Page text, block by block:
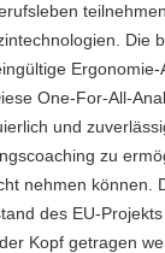
Die
One-For-All-
und
zu
nehmen können.
des EU-
Kopf getragen